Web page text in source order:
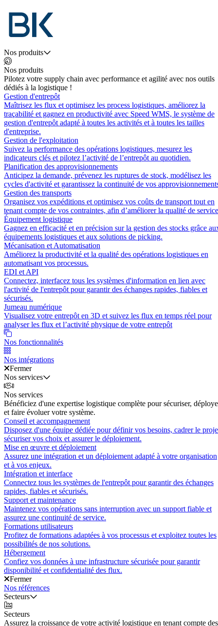
Nos produits
Nos produits
Pilotez votre supply chain avec performance et agilité avec nos outils
dédiés à la logistique !
Gestion d'entrepôt
Maîtrisez les flux et optimisez les process logistiques, améliorez la
traçabilité et gagnez en productivité avec Speed WMS, le système de
gestion d'entrepôt adapté à toutes les activités et à toutes les tailles
d'entreprise.
Gestion de l'exploitation
Suivez la performance des opérations logistiques, mesurez les
indicateurs clés et pilotez l’activité de l’entrepôt au quotidien.
Planification des approvisionnements
Anticipez la demande, prévenez les ruptures de stock, modélisez les
cycles d'activité et garantissez la continuité de vos
Gestion des transports
Organisez vos expéditions et optimisez vos coûts de transport tout en
tenant compte de vos contraintes, afin d’améliorer la qualité de
Équipement logistique
Gagnez en efficacité et en précision sur la gestion des stocks grâce
équipements logistiques et aux solutions de picking.
Mécanisation et Automatisation
Améliorez la productivité et la qualité des opérations logistiques en
automatisant vos processus.
EDI et API
Connectez, interfacez tous les systèmes d'information en lien avec
l'activité de l'entrepôt pour garantir des échanges rapides, fiables et
sécurisés.
Jumeau numérique
Visualisez votre entrepôt en 3D et suivez les flux en temps réel pour
analyser les flux et l’activité physique de votre entrepôt
Nos fonctionnalités
Nos intégrations
Fermer
Nos services
Nos services
Bénéficiez d'une expertise logistique complète pour sécuriser,
et faire évoluer votre système.
Conseil et accompagnement
Disposez d'une équipe dédiée pour définir vos besoins, cadrer le
sécuriser vos choix et assurer le déploiement.
Mise en œuvre et déploiement
Assurez une intégration et un déploiement adapté à votre organisation
et à vos enjeux.
Intégration et interface
Connectez tous les systèmes de l'entrepôt pour garantir des échanges
rapides, fiables et sécurisés.
Support et maintenance
Maintenez vos opérations sans interruption avec un support fiable et
assurez une continuité de service.
Formations utilisateurs
Profitez de formations adaptées à vos processus et exploitez toutes les
possibilités de nos solutions.
Hébergement
Confiez vos données à une infrastructure sécurisée pour garantir
disponibilité et confidentialité des flux.
Fermer
Nos références
Secteurs
Secteurs
Assurez la croissance de votre activité logistique en tenant compte des